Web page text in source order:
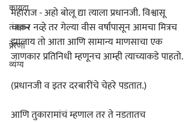
कायदा
तंत्रज्ञान
प्रेरणा
व्यंग्य
महाराज - अहो बोलू द्या त्याला प्रधानजी. विश्वासू
चाकर नव्हे तर गेल्या वीस वर्षांपासून आमचा मित्रच
झालाय तो आता आणि सामान्य माणसाचा एक
जाणकार प्रतिनिधी म्हणूनच आम्ही त्याच्याकडे पाहतो.
(प्रधानजी व इतर दरबारींचे चेहरे पडतात.)
आणि तुकारामांचं म्हणाल तर ते नडतातच